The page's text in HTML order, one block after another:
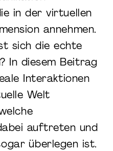
in der virtuellen
annehmen.
sich die echte
In diesem Beitrag
Interaktionen
Welt
auftreten und
überlegen ist.